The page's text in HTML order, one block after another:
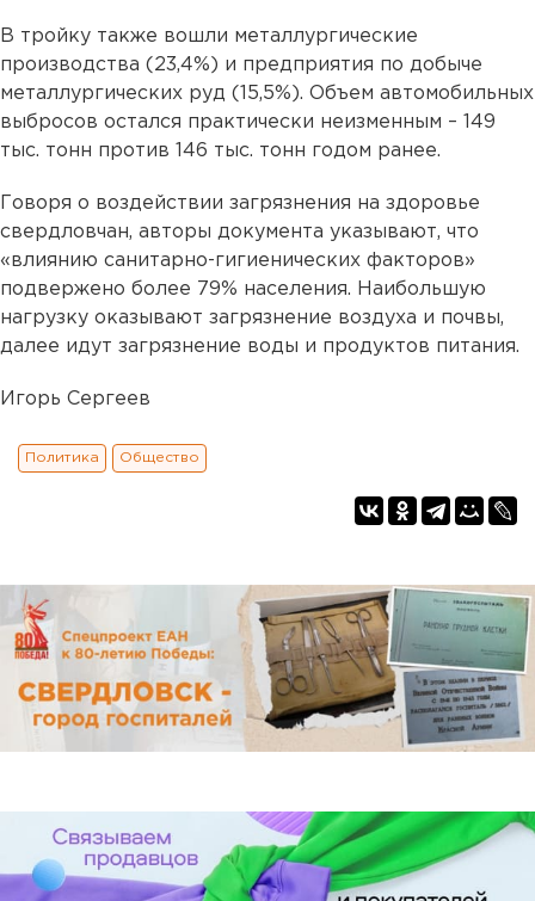
В тройку также вошли металлургические
производства (23,4%) и предприятия по добыче
металлургических руд (15,5%). Объем автомобильных
выбросов остался практически неизменным – 149
тыс. тонн против 146 тыс. тонн годом ранее.
Говоря о воздействии загрязнения на здоровье
свердловчан, авторы документа указывают, что
«влиянию санитарно-гигиенических факторов»
подвержено более 79% населения. Наибольшую
нагрузку оказывают загрязнение воздуха и почвы,
далее идут загрязнение воды и продуктов питания.
Игорь Сергеев
Политика Общество